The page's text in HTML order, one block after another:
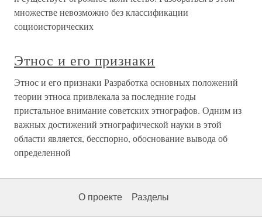
множестве невозможно без классификации
социоисторических
Этнос и его признаки
Этнос и его признаки Разработка основных положений
теории этноса привлекала за последние годы
пристальное внимание советских этнографов. Одним из
важных достижений этнографической науки в этой
области является, бесспорно, обоснование вывода об
определенной
О проекте Разделы